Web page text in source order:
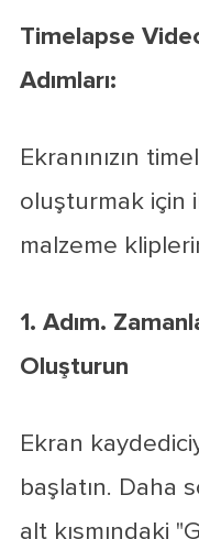
Timelapse
Adımları:
Ekranınızın
oluşturmak için
malzeme
1. Adım.
Oluşturun
Ekran
başlatın. Daha
alt kısmındaki